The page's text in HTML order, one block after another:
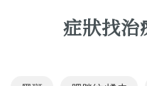
症狀找治